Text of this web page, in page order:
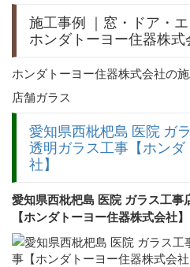
施工事例 ｜窓・ドア・
ホンダトーヨー住器株式
ホンダトーヨー住器株式会社の
店舗ガラス
愛知県西枇杷島 医院 ガ
透明ガラス工事【ホン
社】
愛知県西枇杷島 医院 ガラス工
【ホンダトーヨー住器株式会社】